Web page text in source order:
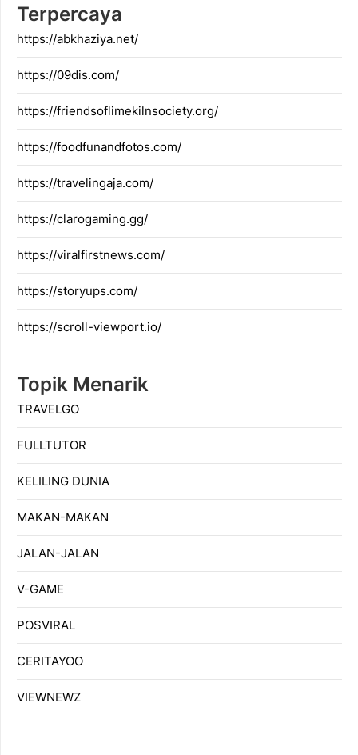
Terpercaya
https://abkhaziya.net/
https://09dis.com/
https://friendsoflimekilnsociety.org/
https://foodfunandfotos.com/
https://travelingaja.com/
https://clarogaming.gg/
https://viralfirstnews.com/
https://storyups.com/
https://scroll-viewport.io/
Topik Menarik
TRAVELGO
FULLTUTOR
KELILING DUNIA
MAKAN-MAKAN
JALAN-JALAN
V-GAME
POSVIRAL
CERITAYOO
VIEWNEWZ